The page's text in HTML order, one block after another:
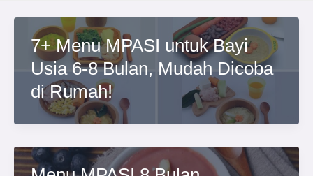
7+ Menu MPASI untuk Bayi
Usia 6-8 Bulan, Mudah Dicoba
di Rumah!